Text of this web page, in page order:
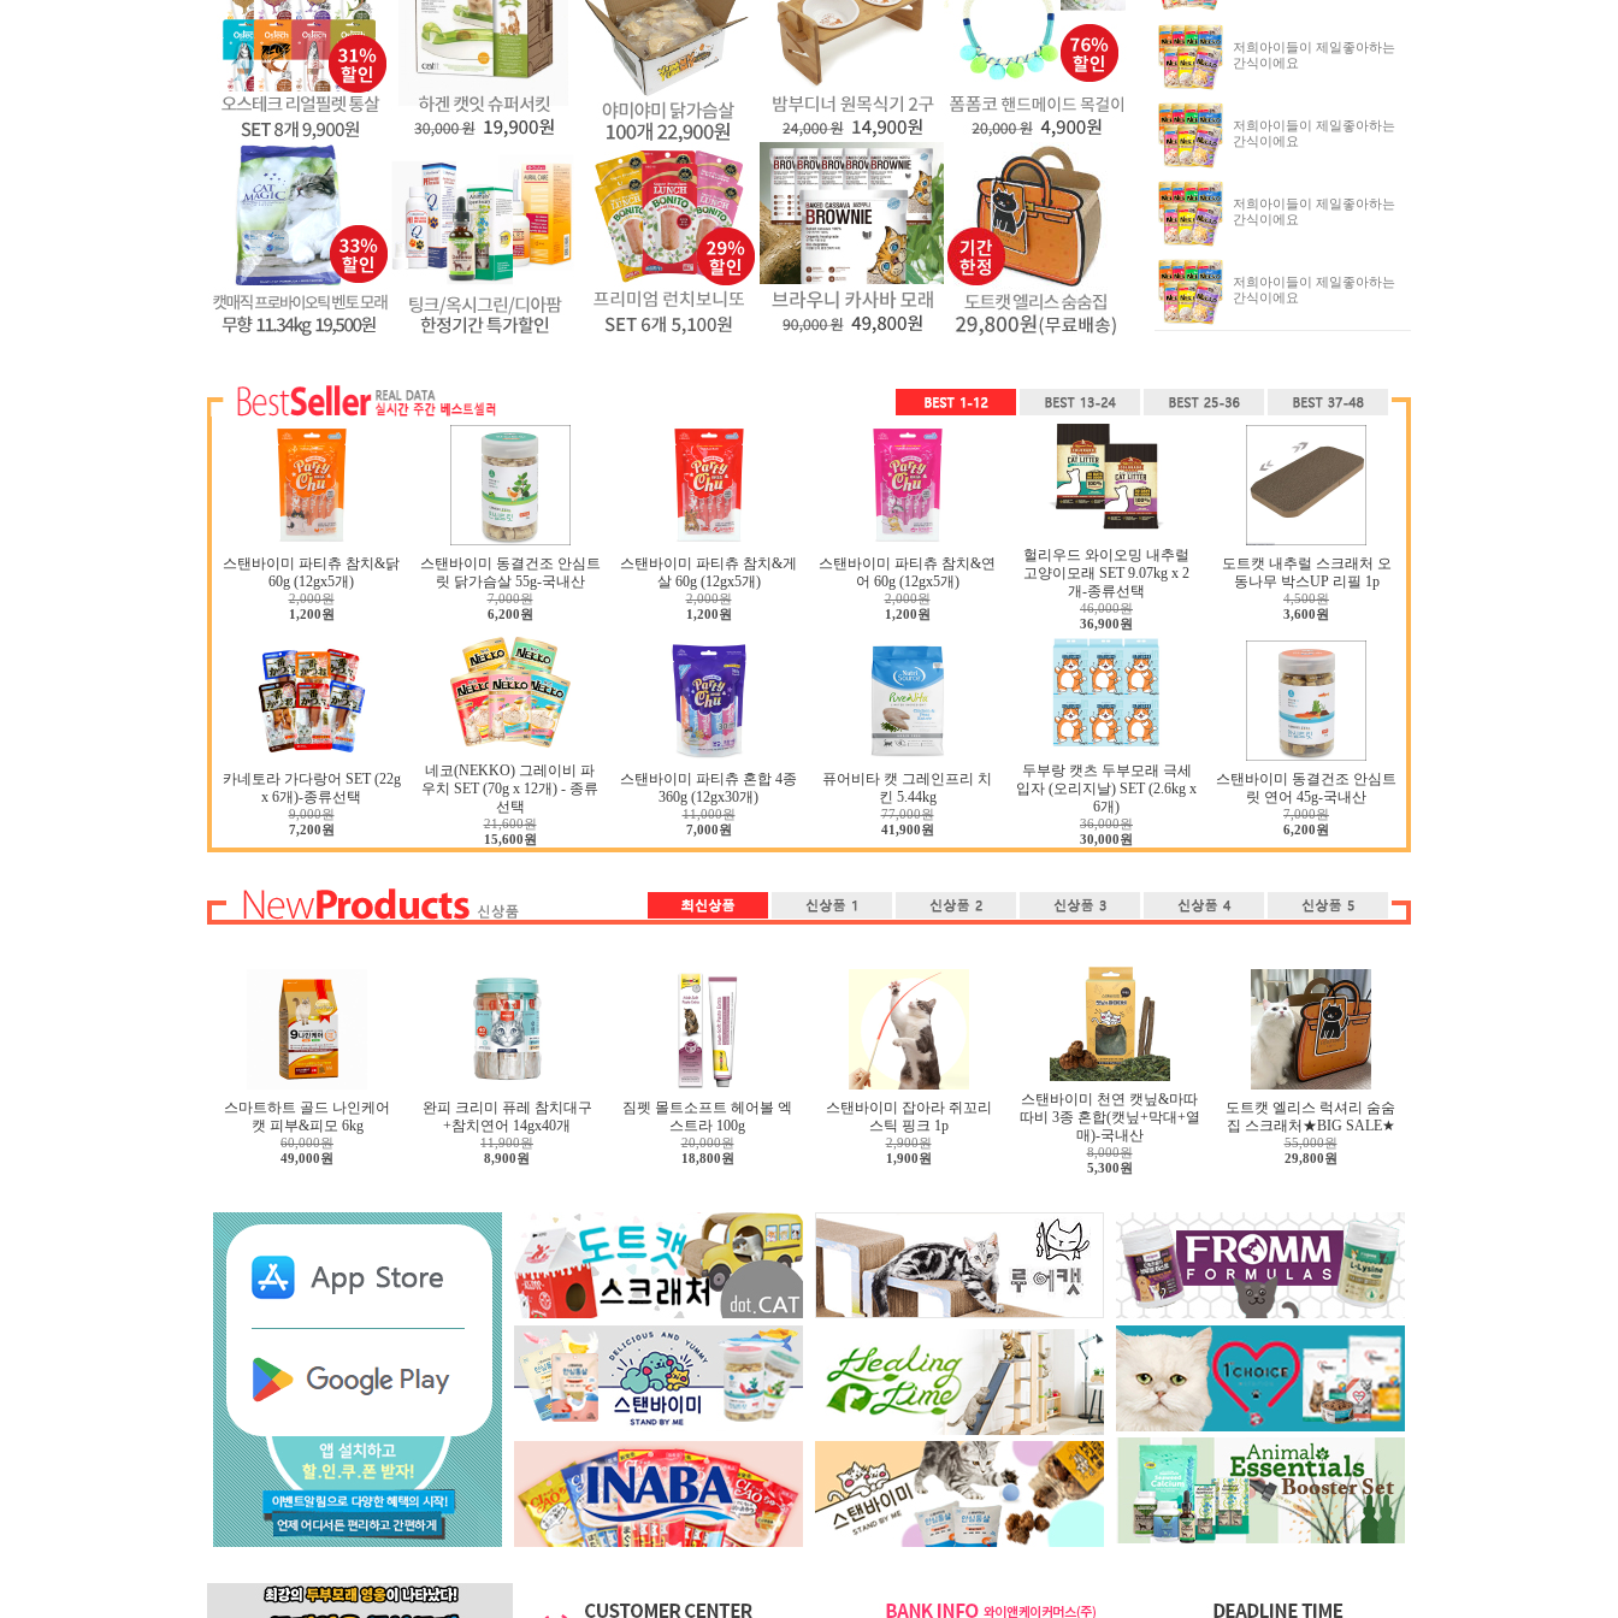
저희아이들이 제일좋아하는
간식이에요
저희아이들이 제일좋아하는
간식이에요
저희아이들이 제일좋아하는
간식이에요
저희아이들이 제일좋아하는
간식이에요
스탠바이미 파티츄 참치&닭
60g (12gx5개)
2,000원
1,200원
스탠바이미 동결건조 안심트
릿 닭가슴살 55g-국내산
7,000원
6,200원
스탠바이미 파티츄 참치&게
살 60g (12gx5개)
2,000원
1,200원
스탠바이미 파티츄 참치&연
어 60g (12gx5개)
2,000원
1,200원
헐리우드 와이오밍 내추럴
고양이모래 SET 9.07kg x 2
개-종류선택
46,000원
36,900원
도트캣 내추럴 스크래처 오
동나무 박스UP 리필 1p
4,500원
3,600원
카네토라 가다랑어 SET (22g
x 6개)-종류선택
9,000원
7,200원
네코(NEKKO) 그레이비 파
우치 SET (70g x 12개) - 종류
선택
21,600원
15,600원
스탠바이미 파티츄 혼합 4종
360g (12gx30개)
11,000원
7,000원
퓨어비타 캣 그레인프리 치
킨 5.44kg
77,000원
41,900원
두부랑 캣츠 두부모래 극세
입자 (오리지날) SET (2.6kg x
6개)
36,000원
30,000원
스탠바이미 동결건조 안심트
릿 연어 45g-국내산
7,000원
6,200원
스마트하트 골드 나인케어
캣 피부&피모 6kg
60,000원
49,000원
완피 크리미 퓨레 참치대구
+참치연어 14gx40개
11,900원
8,900원
짐펫 몰트소프트 헤어볼 엑
스트라 100g
20,000원
18,800원
스탠바이미 잡아라 쥐꼬리
스틱 핑크 1p
2,900원
1,900원
스탠바이미 천연 캣닢&마따
따비 3종 혼합(캣닢+막대+열
매)-국내산
8,000원
5,300원
도트캣 엘리스 럭셔리 숨숨
집 스크래처★BIG SALE★
55,000원
29,800원